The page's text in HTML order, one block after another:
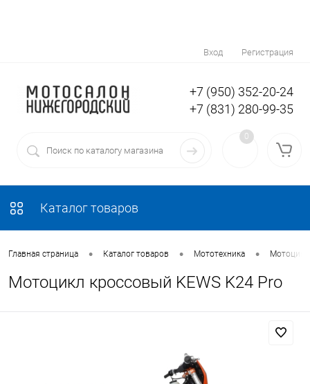
Вход Регистрация
+7 (950) 352-20-24
+7 (831) 280-99-35
0
Каталог товаров
Главная страница • Каталог товаров • Мототехника •
Мотоцикл кроссовый KEWS K24 Pro